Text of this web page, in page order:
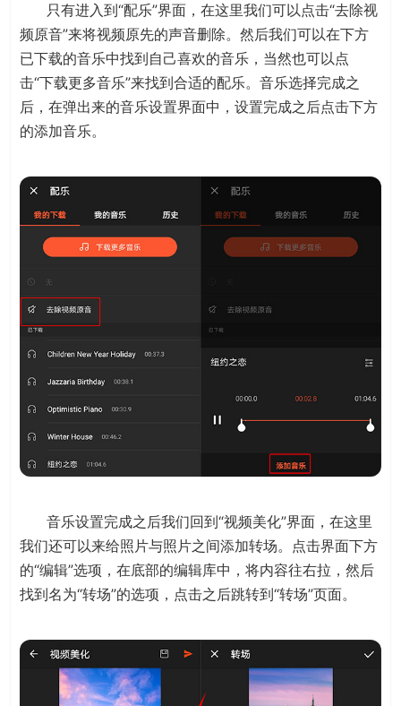
只有进入到“配乐”界面，在这里我们可以点击“去除视
频原音”来将视频原先的声音删除。然后我们可以在下方
已下载的音乐中找到自己喜欢的音乐，当然也可以点
击“下载更多音乐”来找到合适的配乐。音乐选择完成之
后，在弹出来的音乐设置界面中，设置完成之后点击下方
的添加音乐。
音乐设置完成之后我们回到“视频美化”界面，在这里
我们还可以来给照片与照片之间添加转场。点击界面下方
的“编辑”选项，在底部的编辑库中，将内容往右拉，然后
找到名为“转场”的选项，点击之后跳转到“转场”页面。